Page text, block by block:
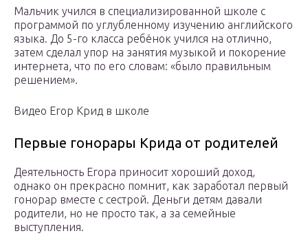
Мальчик учился в специализированной школе с
программой по углубленному изучению английского
языка. До 5-го класса ребёнок учился на отлично,
затем сделал упор на занятия музыкой и покорение
интернета, что по его словам: «было правильным
решением».
Видео Егор Крид в школе
Первые гонорары Крида от родителей
Деятельность Егора приносит хороший доход,
однако он прекрасно помнит, как заработал первый
гонорар вместе с сестрой. Деньги детям давали
родители, но не просто так, а за семейные
выступления.